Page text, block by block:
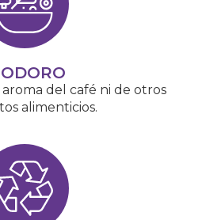
del café ni de otros
alimenticios.